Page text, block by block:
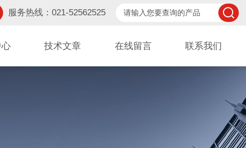
服务热线：021-52562525
技术文章 在线留言 联系我们